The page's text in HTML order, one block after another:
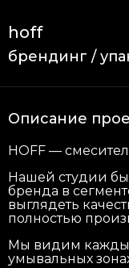
hoff
брендинг /
Описание
HOFF —
Нашей студии
бренда в
выглядеть
полностью
Мы видим
умывальных